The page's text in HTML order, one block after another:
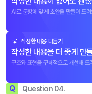
AI로 문항에 맞게 초안을 만들어 드려
작성한 내용 다듬기
작성한 내용을 더 좋게 만
구조와 표현을 구체적으로 개선해 드
Q Question 04.